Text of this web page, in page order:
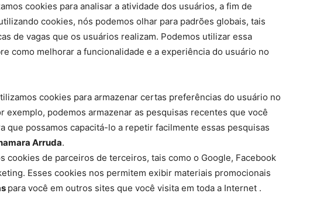
cookies para analisar a atividade dos usuários, a fim de
cookies, nós podemos olhar para padrões globais, tais
de vagas que os usuários realizam. Podemos utilizar essa
como melhorar a funcionalidade e a experiência do usuário no
cookies para armazenar certas preferências do usuário no
exemplo, podemos armazenar as pesquisas recentes que você
que possamos capacitá-lo a repetir facilmente essas pesquisas
Arruda.
cookies de parceiros de terceiros, tais como o Google, Facebook
Esses cookies nos permitem exibir materiais promocionais
para você em outros sites que você visita em toda a Internet .